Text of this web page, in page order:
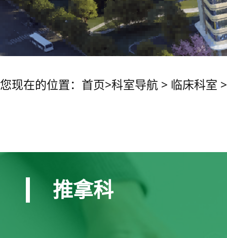
您现在的位置： 首页>科室导航 > 临床科室
推拿科